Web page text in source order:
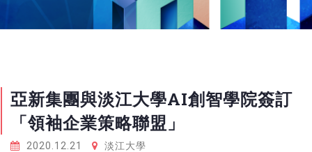
亞新集團與淡江大學AI創智學院簽訂
「領袖企業策略聯盟」
2020.12.21
淡江大學